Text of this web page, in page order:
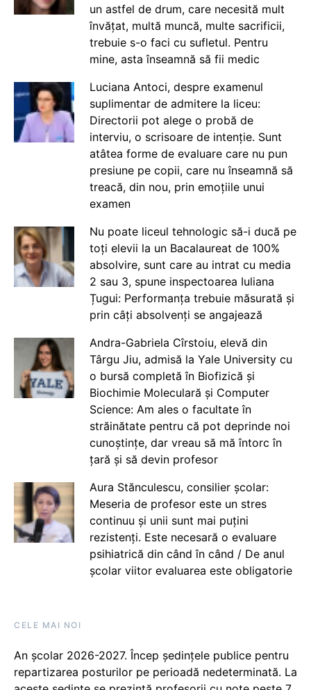
un astfel de drum, care necesită mult
învățat, multă muncă, multe sacrificii,
trebuie s-o faci cu sufletul. Pentru
mine, asta înseamnă să fii medic
Luciana Antoci, despre examenul
suplimentar de admitere la liceu:
Directorii pot alege o probă de
interviu, o scrisoare de intenție. Sunt
atâtea forme de evaluare care nu pun
presiune pe copii, care nu înseamnă să
treacă, din nou, prin emoțiile unui
examen
Nu poate liceul tehnologic să-i ducă pe
toți elevii la un Bacalaureat de 100%
absolvire, sunt care au intrat cu media
2 sau 3, spune inspectoarea Iuliana
Țugui: Performanța trebuie măsurată și
prin câți absolvenți se angajează
Andra-Gabriela Cîrstoiu, elevă din
Târgu Jiu, admisă la Yale University cu
o bursă completă în Biofizică și
Biochimie Moleculară și Computer
Science: Am ales o facultate în
străinătate pentru că pot deprinde noi
cunoștințe, dar vreau să mă întorc în
țară și să devin profesor
Aura Stănculescu, consilier școlar:
Meseria de profesor este un stres
continuu și unii sunt mai puțini
rezistenți. Este necesară o evaluare
psihiatrică din când în când / De anul
școlar viitor evaluarea este obligatorie
CELE MAI NOI
An școlar 2026-2027. Încep ședințele publice pentru
repartizarea posturilor pe perioadă nedeterminată. La